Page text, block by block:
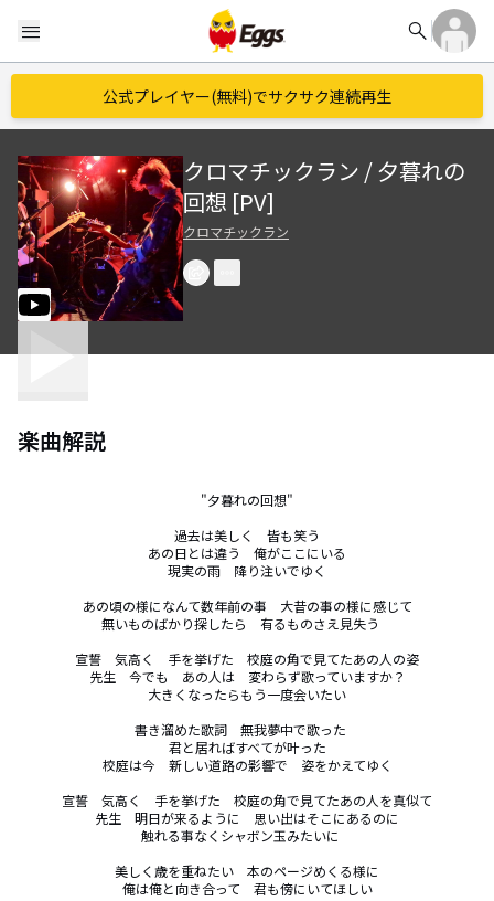
menu search
公式プレイヤー(無料)でサクサク連続再生
クロマチックラン / 夕暮れの
回想 [PV]
クロマチックラン
楽曲解説
"夕暮れの回想"
過去は美しく　皆も笑う
あの日とは違う　俺がここにいる
現実の雨　降り注いでゆく
あの頃の様になんて数年前の事　大昔の事の様に感じて
無いものばかり探したら　有るものさえ見失う
宣誓　気高く　手を挙げた　校庭の角で見てたあの人の姿
先生　今でも　あの人は　変わらず歌っていますか？
大きくなったらもう一度会いたい
書き溜めた歌詞　無我夢中で歌った
君と居ればすべてが叶った
校庭は今　新しい道路の影響で　姿をかえてゆく
宣誓　気高く　手を挙げた　校庭の角で見てたあの人を真似て
先生　明日が来るように　思い出はそこにあるのに
触れる事なくシャボン玉みたいに
美しく歳を重ねたい　本のページめくる様に
俺は俺と向き合って　君も傍にいてほしい